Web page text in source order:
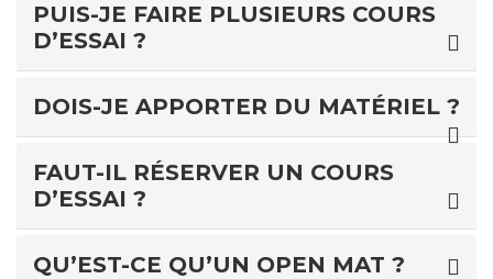
PUIS-JE FAIRE PLUSIEURS COURS
D’ESSAI ?
DOIS-JE APPORTER DU MATÉRIEL ?
FAUT-IL RÉSERVER UN COURS
D’ESSAI ?
QU’EST-CE QU’UN OPEN MAT ?